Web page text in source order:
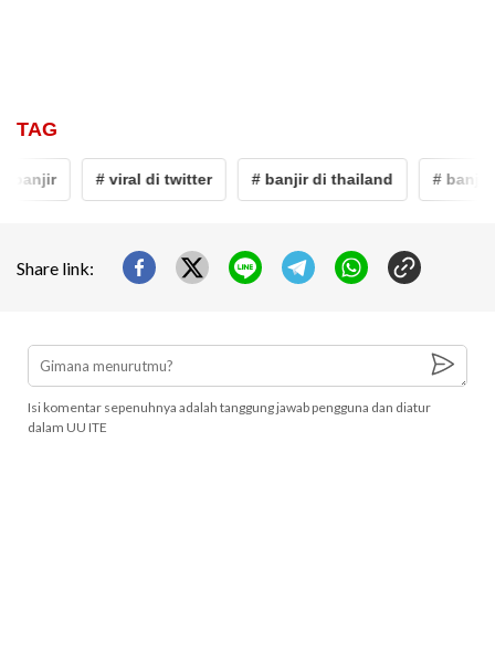
TAG
banjir # viral di twitter # banjir di thailand # banjir
Share link:
Isi komentar sepenuhnya adalah tanggung jawab pengguna dan diatur
dalam UU ITE